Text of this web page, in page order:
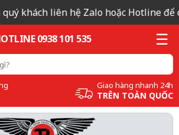
khách liên hệ Zalo hoặc Hotline để
0938 101 535
Giao hàng nhanh 24h
TRÊN TOÀN QUỐC